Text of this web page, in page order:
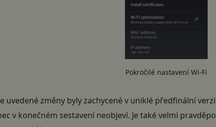
Pokročilé nastavení Wi-Fi
uvedené změny byly zachycené v uniklé předfinální
v konečném sestavení neobjeví. Je také velmi